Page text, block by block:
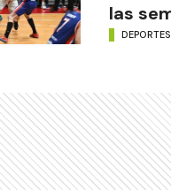
las
DEPORTES